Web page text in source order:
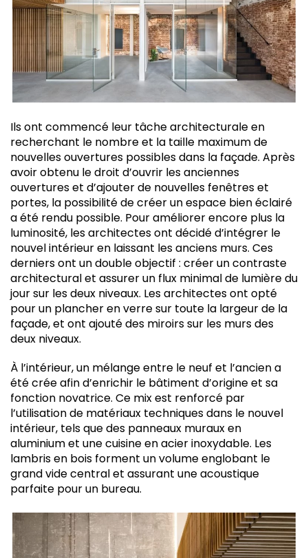
Ils ont commencé leur tâche architecturale en
recherchant le nombre et la taille maximum de
nouvelles ouvertures possibles dans la façade. Après
avoir obtenu le droit d’ouvrir les anciennes
ouvertures et d’ajouter de nouvelles fenêtres et
portes, la possibilité de créer un espace bien éclairé
a été rendu possible. Pour améliorer encore plus la
luminosité, les architectes ont décidé d’intégrer le
nouvel intérieur en laissant les anciens murs. Ces
derniers ont un double objectif : créer un contraste
architectural et assurer un flux minimal de lumière du
jour sur les deux niveaux. Les architectes ont opté
pour un plancher en verre sur toute la largeur de la
façade, et ont ajouté des miroirs sur les murs des
deux niveaux.
À l’intérieur, un mélange entre le neuf et l’ancien a
été crée afin d’enrichir le bâtiment d’origine et sa
fonction novatrice. Ce mix est renforcé par
l’utilisation de matériaux techniques dans le nouvel
intérieur, tels que des panneaux muraux en
aluminium et une cuisine en acier inoxydable. Les
lambris en bois forment un volume englobant le
grand vide central et assurant une acoustique
parfaite pour un bureau.